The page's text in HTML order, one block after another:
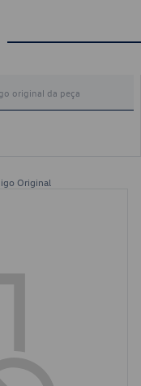
Original